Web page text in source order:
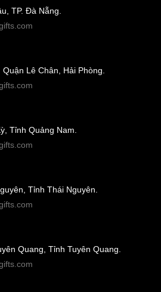
TP. Đà Nẵng.
Lê Chân, Hải Phòng.
Tỉnh Quảng Nam.
Tỉnh Thái Nguyên.
Quang, Tỉnh Tuyên Quang.